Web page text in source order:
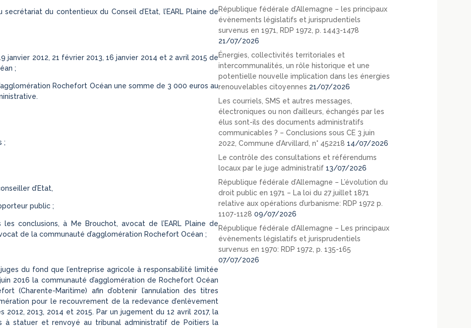
du contentieux du Conseil d’Etat, l’EARL Plaine de
janvier 2012, 21 février 2013, 16 janvier 2014 et 2 avril 2015 de
;
Rochefort Océan une somme de 3 000 euros au
;
d’Etat,
public ;
conclusions, à Me Brouchot, avocat de l’EARL Plaine de
de la communauté d’agglomération Rochefort Océan ;
du fond que l’entreprise agricole à responsabilité limitée
2016 la communauté d’agglomération de Rochefort Océan
(Charente-Maritime) afin d’obtenir l’annulation des titres
pour le recouvrement de la redevance d’enlèvement
2013, 2014 et 2015. Par un jugement du 12 avril 2017, la
à statuer et renvoyé au tribunal administratif de Poitiers la
République fédérale d’Allemagne – les principaux
évènements législatifs et jurisprudentiels
survenus en 1971, RDP 1972, p. 1443-1478
21/07/2026
Énergies, collectivités territoriales et
intercommunalités, un rôle historique et une
potentielle nouvelle implication dans les énergies
renouvelables citoyennes 21/07/2026
Les courriels, SMS et autres messages,
électroniques ou non d’ailleurs, échangés par les
élus sont-ils des documents administratifs
communicables ? – Conclusions sous CE 3 juin
2022, Commune d’Arvillard, n° 452218 14/07/2026
Le contrôle des consultations et référendums
locaux par le juge administratif 13/07/2026
République fédérale d’Allemagne – L’évolution du
droit public en 1971 – La loi du 27 juillet 1871
relative aux opérations d’urbanisme: RDP 1972 p.
1107-1128 09/07/2026
République fédérale d’Allemagne – Les principaux
évènements législatifs et jurisprudentiels
survenus en 1970: RDP 1972, p. 135-165
07/07/2026